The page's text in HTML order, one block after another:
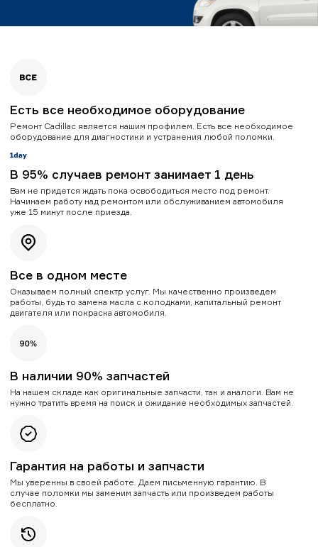
Есть все необходимое оборудование
Ремонт Cadillac является нашим профилем. Есть все необходимое
оборудование для диагностики и устранения любой поломки.
В 95% случаев ремонт занимает 1 день
Вам не придется ждать пока освободиться место под ремонт.
Начинаем работу над ремонтом или обслуживанием автомобиля
уже 15 минут после приезда.
Все в одном месте
Оказываем полный спектр услуг. Мы качественно произведем
работы, будь то замена масла с колодками, капитальный ремонт
двигателя или покраска автомобиля.
В наличии 90% запчастей
На нашем складе как оригинальные запчасти, так и аналоги. Вам не
нужно тратить время на поиск и ожидание необходимых запчастей.
Гарантия на работы и запчасти
Мы уверенны в своей работе. Даем письменную гарантию. В
случае поломки мы заменим запчасть или произведем работы
бесплатно.